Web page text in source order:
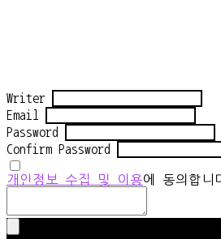
Writer
Email
Password
Confirm Password
개인정보 수집 및 이용에 동의합니